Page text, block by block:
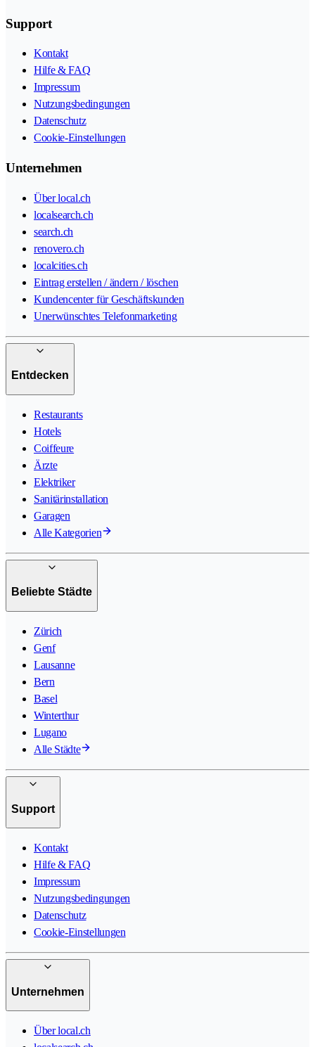
Support
Kontakt
Hilfe & FAQ
Impressum
Nutzungsbedingungen
Datenschutz
Cookie-Einstellungen
Unternehmen
Über local.ch
localsearch.ch
search.ch
renovero.ch
localcities.ch
Eintrag erstellen / ändern / löschen
Kundencenter für Geschäftskunden
Unerwünschtes Telefonmarketing
Entdecken
Restaurants
Hotels
Coiffeure
Ärzte
Elektriker
Sanitärinstallation
Garagen
Alle Kategorien
Beliebte Städte
Zürich
Genf
Lausanne
Bern
Basel
Winterthur
Lugano
Alle Städte
Support
Kontakt
Hilfe & FAQ
Impressum
Nutzungsbedingungen
Datenschutz
Cookie-Einstellungen
Unternehmen
Über local.ch